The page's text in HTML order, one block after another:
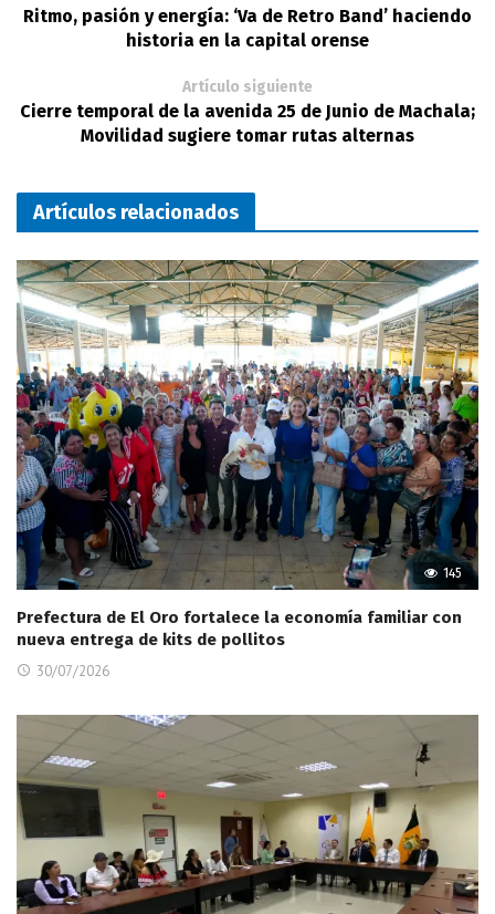
Ritmo, pasión y energía: ‘Va de Retro Band’ haciendo
historia en la capital orense
Artículo siguiente
Cierre temporal de la avenida 25 de Junio de Machala;
Movilidad sugiere tomar rutas alternas
Artículos relacionados
145
Prefectura de El Oro fortalece la economía familiar con
nueva entrega de kits de pollitos
30/07/2026